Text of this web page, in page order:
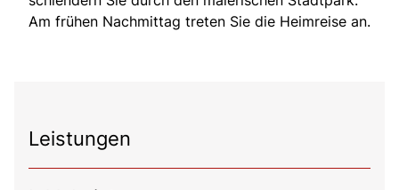
Am frühen Nachmittag treten Sie die Heimreise an.
Leistungen